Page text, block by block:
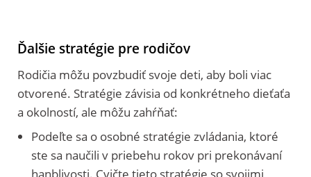
Ďalšie stratégie pre rodičov
Rodičia môžu povzbudiť svoje deti, aby boli viac
otvorené. Stratégie závisia od konkrétneho dieťaťa
a okolností, ale môžu zahŕňať:
Podeľte sa o osobné stratégie zvládania, ktoré
ste sa naučili v priebehu rokov pri prekonávaní